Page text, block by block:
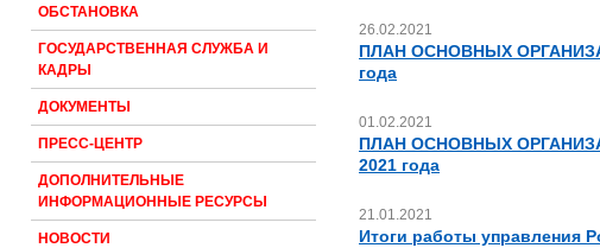
ОБСТАНОВКА
ГОСУДАРСТВЕННАЯ СЛУЖБА И
КАДРЫ
ДОКУМЕНТЫ
ПРЕСС-ЦЕНТР
ДОПОЛНИТЕЛЬНЫЕ
ИНФОРМАЦИОННЫЕ РЕСУРСЫ
НОВОСТИ
26.02.2021
ПЛАН ОСНОВНЫХ
года
01.02.2021
ПЛАН ОСНОВНЫХ
2021 года
21.01.2021
Итоги работы управления